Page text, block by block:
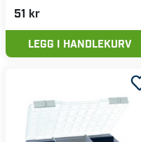
51 kr
LEGG I HANDLEKURV